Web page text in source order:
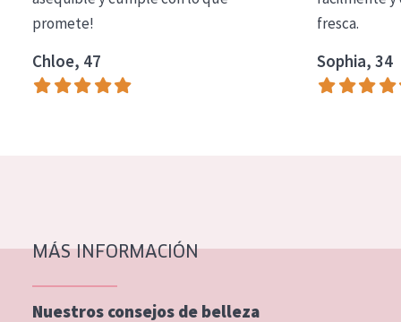
COLECCIÓN
Essentials
Lift+
Piel normal y seca
Piel mixata o grasa
Piel madura
promete!
Chloe, 47
fresca.
Sophia, 34
MÁS INFORMACIÓN
Nuestros consejos de belleza